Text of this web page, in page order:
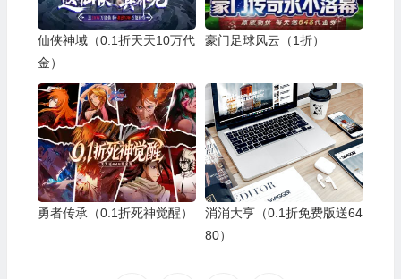
仙侠神域（0.1折天天10万代
金）
豪门足球风云（1折）
勇者传承（0.1折死神觉醒）
消消大亨（0.1折免费版送64
80）